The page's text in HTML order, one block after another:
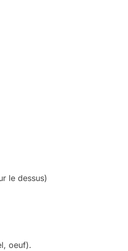
le dessus)
oeuf).